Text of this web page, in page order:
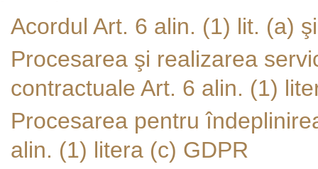
Acordul Art. 6 alin. (1) lit. (a)
Procesarea şi realizarea
contractuale Art. 6 alin. (1)
Procesarea pentru
alin. (1) litera (c) GDPR